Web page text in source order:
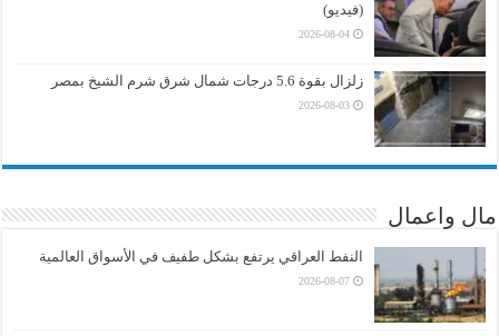
(فيديو)
2026-08-04
زلزال بقوة 5.6 درجات شمال شرق شرم الشيخ بمصر
2026-08-03
مال واعمال
النفط العراقي يرتفع بشكل طفيف في الأسواق العالمية
2026-08-07